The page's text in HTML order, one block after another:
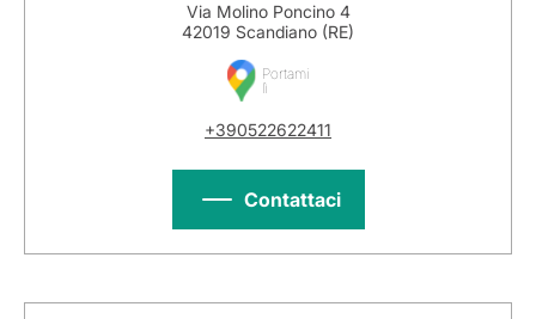
Via Molino Poncino 4
42019 Scandiano (RE)
Portami
lì
+390522622411
Contattaci